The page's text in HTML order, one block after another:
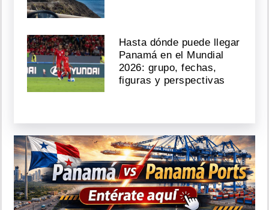
Hasta dónde puede llegar
Panamá en el Mundial
2026: grupo, fechas,
figuras y perspectivas